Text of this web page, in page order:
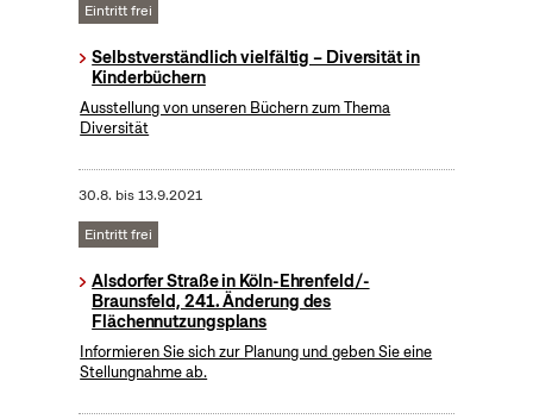
Eintritt frei
Selbstverständlich vielfältig – Diversität in
Kinderbüchern
Ausstellung von unseren Büchern zum Thema
Diversität
30.8. bis13.9.2021
Eintritt frei
Alsdorfer Straße in Köln-Ehrenfeld/-
Braunsfeld, 241. Änderung des
Flächennutzungsplans
Informieren Sie sich zur Planung und geben Sie eine
Stellungnahme ab.